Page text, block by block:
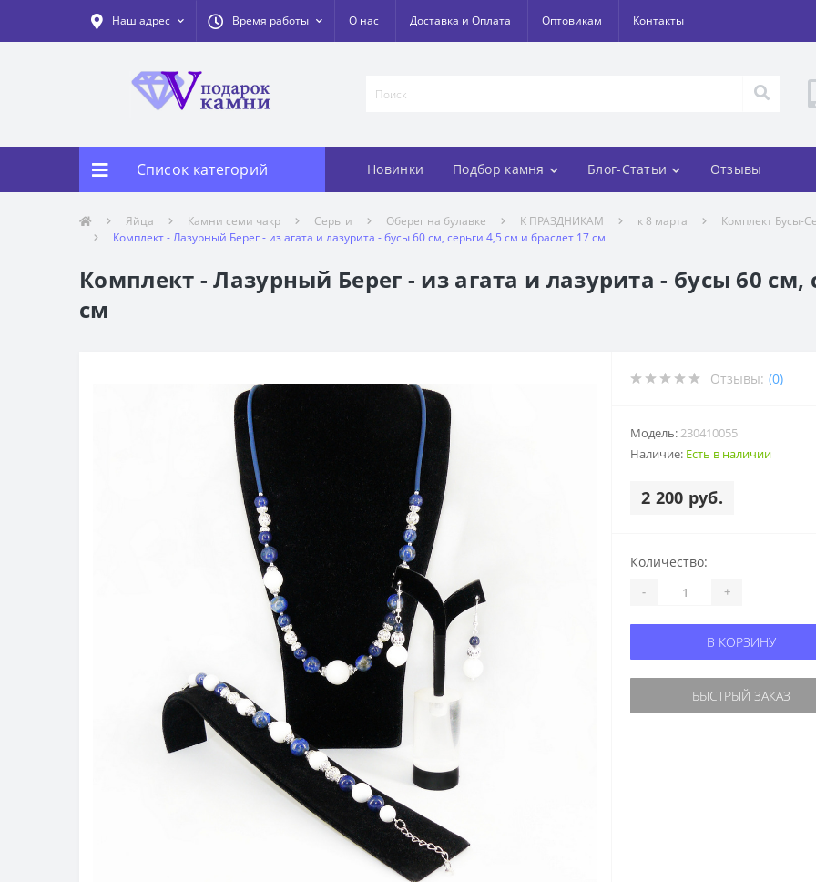
Наш адрес Время работы О нас Доставка и Оплата Оптовикам Контакты
Список категорий Новинки Подбор камня Блог-Статьи Отзывы
Яйца Камни семи чакр Серьги Оберег на булавке К ПРАЗДНИКАМ к 8 марта
Комплект Бусы-
Комплект - Лазурный Берег - из агата и лазурита - бусы 60 см, серьги 4,5 см и браслет 17 см
Комплект - Лазурный Берег - из агата и лазурита - бусы 60 см,
см
Отзывы: (0)
Модель: 230410055
Наличие: Есть в наличии
2 200 руб.
Количество:
- +
В КОРЗИНУ
БЫСТРЫЙ ЗАКАЗ